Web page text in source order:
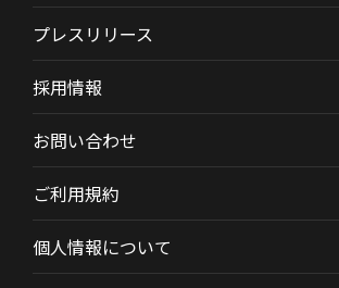
プレスリリース
採用情報
お問い合わせ
ご利用規約
個人情報について